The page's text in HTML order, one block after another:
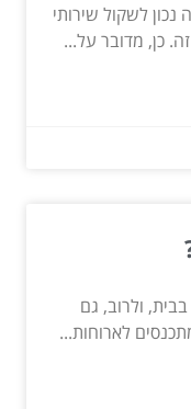
לשקול שירותי
כן, מדובר על...
ולרוב, גם
לארוחות...